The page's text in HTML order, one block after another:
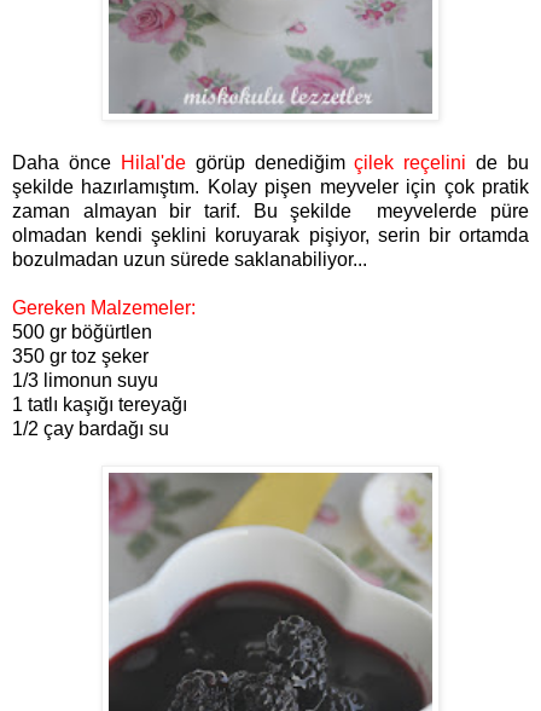
Daha önce Hilal'degörüp denediğimçilek reçelini de bu
şekilde hazırlamıştım. Kolay pişen meyveler için çok pratik
zaman almayan bir tarif. Bu şekilde meyvelerde püre
olmadan kendi şeklini koruyarak pişiyor, serin bir ortamda
bozulmadan uzun sürede saklanabiliyor...
Gereken Malzemeler:
500 gr böğürtlen
350 gr toz şeker
1/3 limonun suyu
1 tatlı kaşığı tereyağı
1/2 çay bardağı su